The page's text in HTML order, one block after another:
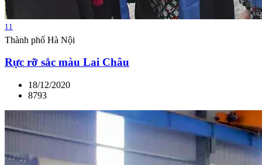
11
Thành phố Hà Nội
Rực rỡ sắc màu Lai Châu
18/12/2020
8793